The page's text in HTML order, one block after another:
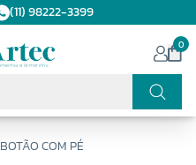
(11) 98222-3399
0
BOTÃO COM PÉ